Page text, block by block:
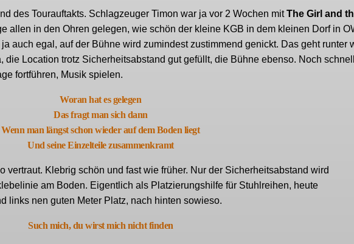
des Tourauftakts. Schlagzeuger Timon war ja vor 2 Wochen mitThe Girl and
allen in den Ohren gelegen, wie schön der kleine KGB in dem kleinen Dorf in
auch egal, auf der Bühne wird zumindest zustimmend genickt. Das geht runter
die Location trotz Sicherheitsabstand gut gefüllt, die Bühne ebenso. Noch
fortführen, Musik spielen.
Woran hat es gelegen
Das fragt man sich dann
Wenn man längst schon wieder auf dem Boden liegt
Und seine Einzelteile zusammenkramt
vertraut. Klebrig schön und fast wie früher. Nur der Sicherheitsabstand wird
am Boden. Eigentlich als Platzierungshilfe für Stuhlreihen, heute
links nen guten Meter Platz, nach hinten sowieso.
Such mich, du wirst mich nicht finden